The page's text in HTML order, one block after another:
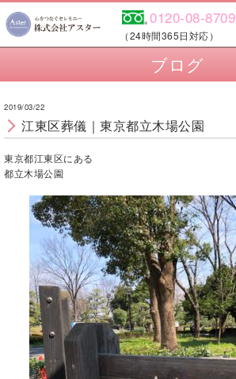
0120-08-8709
（24時間365日対応）
ブログ
2019/03/22
江東区葬儀｜東京都立木場公園
東京都江東区にある
都立木場公園